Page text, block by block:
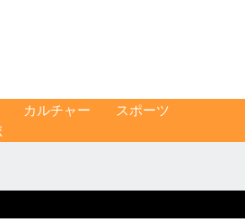
カルチャー
スポーツ